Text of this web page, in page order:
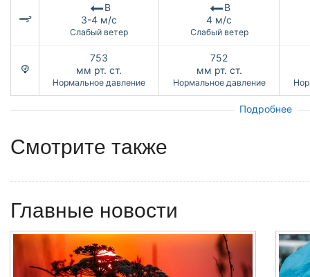
В
3-4 м/с
Слабый ветер
В
4 м/с
Слабый ветер
753
мм рт. ст.
Нормальное давление
752
мм рт. ст.
Нормальное давление
Подробнее
Смотрите также
Главные новости